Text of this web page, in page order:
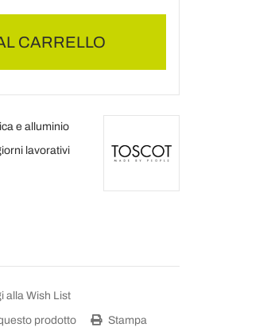
CARRELLO
e alluminio
lavorativi
alla Wish List
prodotto Stampa